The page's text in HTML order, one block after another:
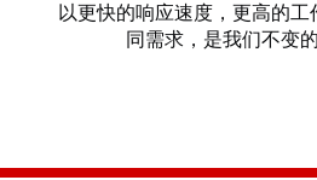
以更快的响应速度，更高的
同需求，是我们不变